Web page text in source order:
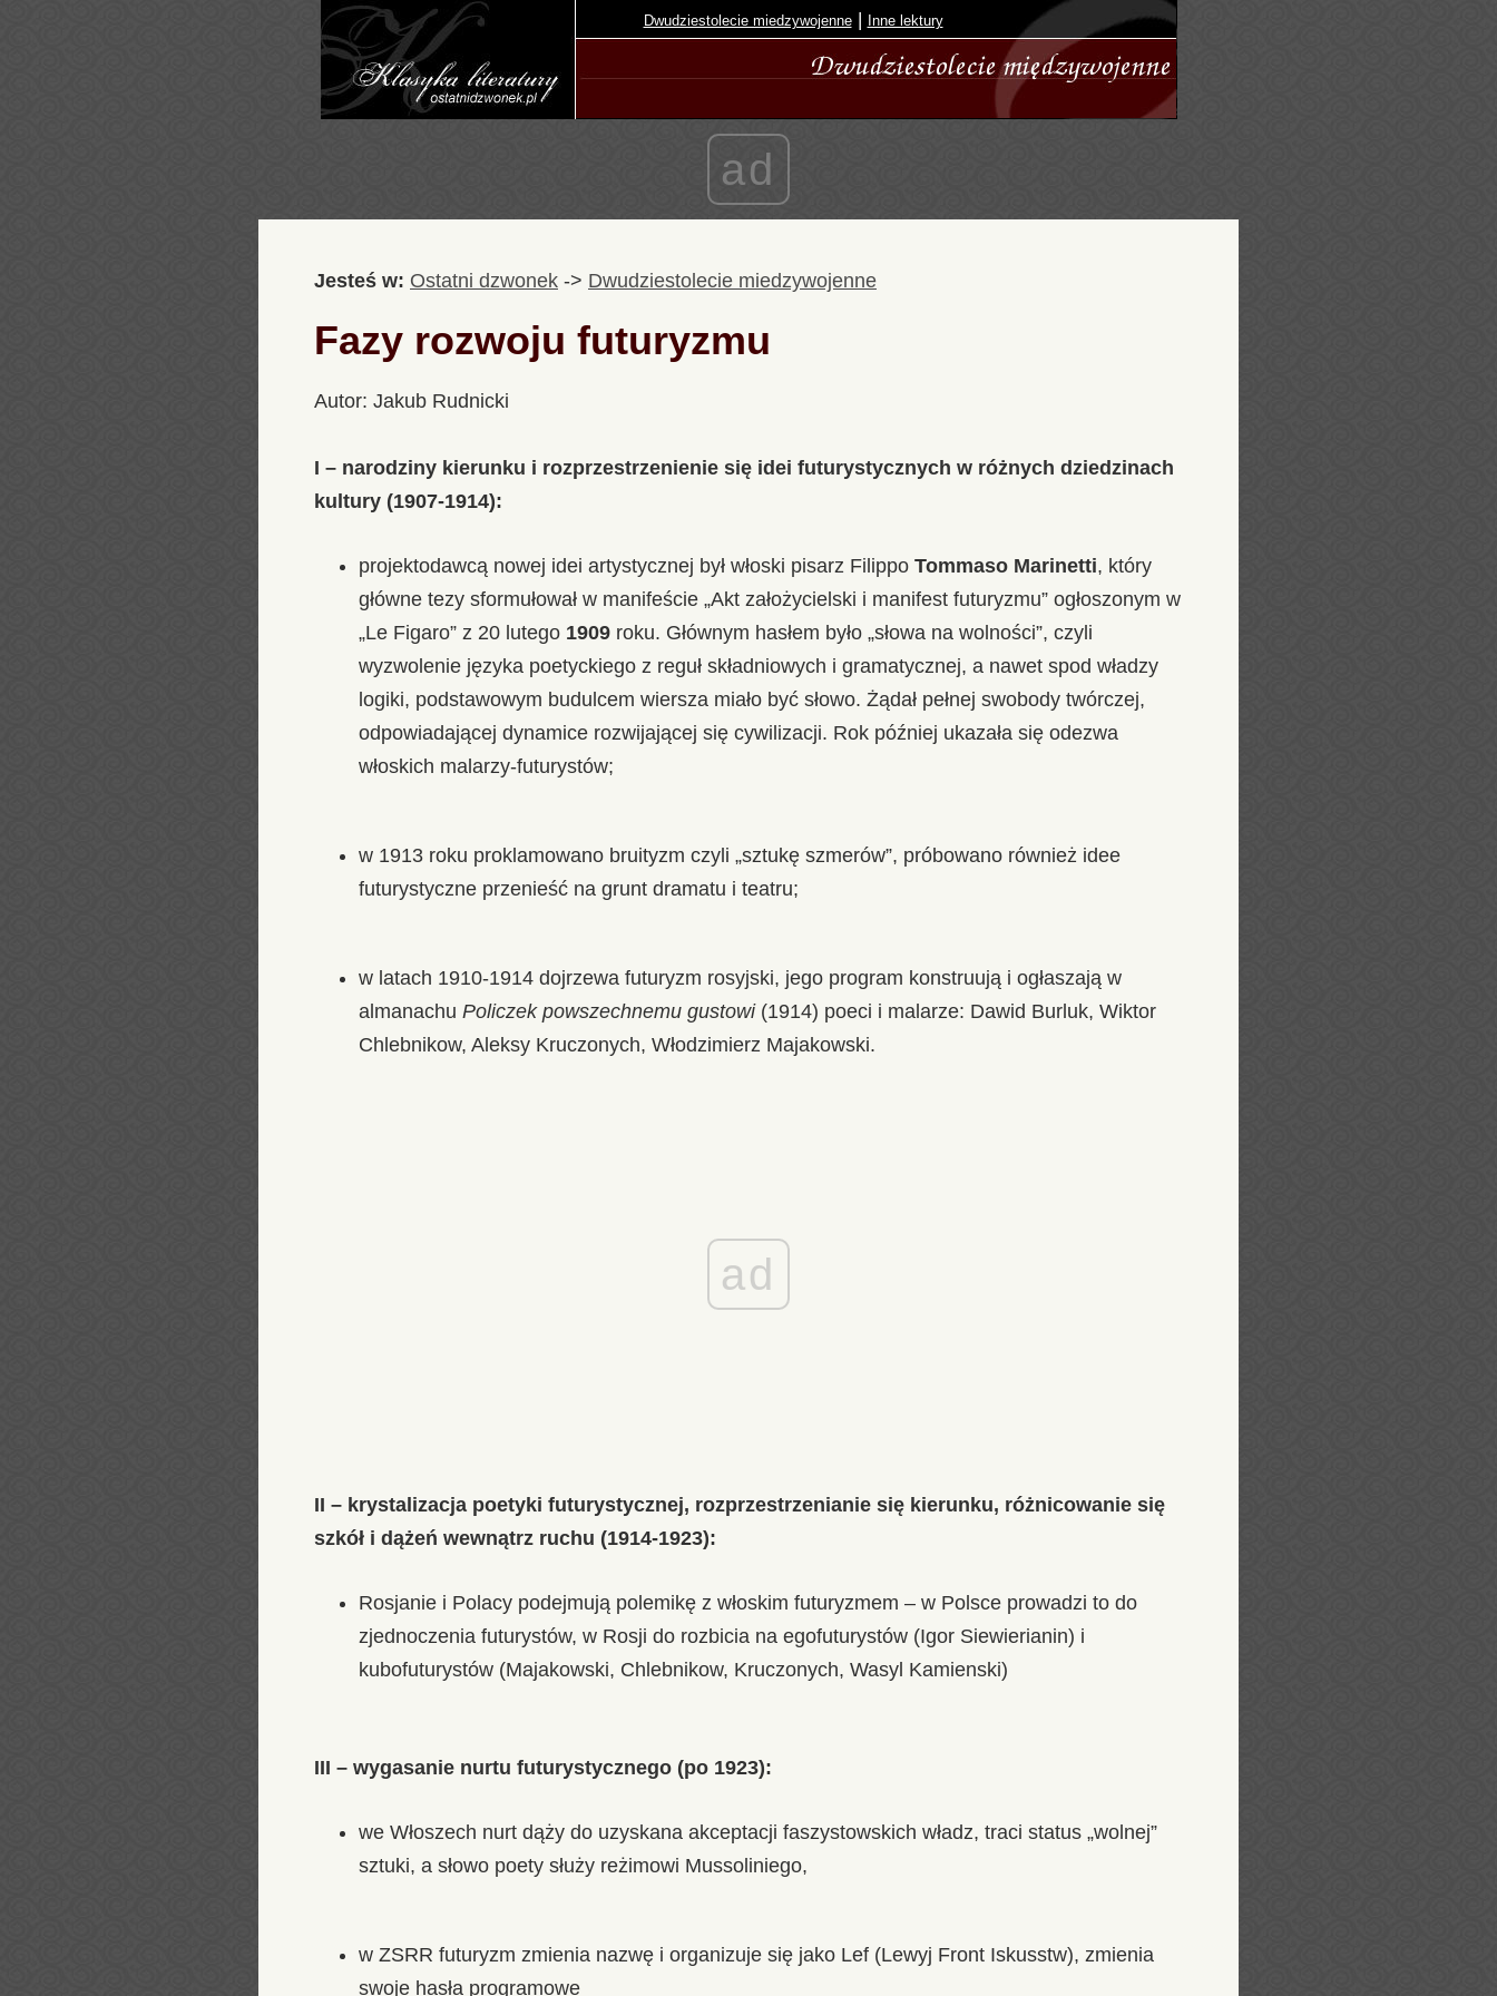
Dwudziestolecie miedzywojenne | Inne lektury
ad
Jesteś w: Ostatni dzwonek -> Dwudziestolecie miedzywojenne
Fazy rozwoju futuryzmu
Autor: Jakub Rudnicki
I – narodziny kierunku i rozprzestrzenienie się idei futurystycznych w różnych dziedzinach
kultury (1907-1914):
projektodawcą nowej idei artystycznej był włoski pisarz Filippo Tommaso Marinetti, który
główne tezy sformułował w manifeście „Akt założycielski i manifest futuryzmu” ogłoszonym w
„Le Figaro” z 20 lutego 1909 roku. Głównym hasłem było „słowa na wolności”, czyli
wyzwolenie języka poetyckiego z reguł składniowych i gramatycznej, a nawet spod władzy
logiki, podstawowym budulcem wiersza miało być słowo. Żądał pełnej swobody twórczej,
odpowiadającej dynamice rozwijającej się cywilizacji. Rok później ukazała się odezwa
włoskich malarzy-futurystów;
w 1913 roku proklamowano bruityzm czyli „sztukę szmerów”, próbowano również idee
futurystyczne przenieść na grunt dramatu i teatru;
w latach 1910-1914 dojrzewa futuryzm rosyjski, jego program konstruują i ogłaszają w
almanachu Policzek powszechnemu gustowi(1914) poeci i malarze: Dawid Burluk, Wiktor
Chlebnikow, Aleksy Kruczonych, Włodzimierz Majakowski.
ad
II – krystalizacja poetyki futurystycznej, rozprzestrzenianie się kierunku, różnicowanie się
szkół i dążeń wewnątrz ruchu (1914-1923):
Rosjanie i Polacy podejmują polemikę z włoskim futuryzmem – w Polsce prowadzi to do
zjednoczenia futurystów, w Rosji do rozbicia na egofuturystów (Igor Siewierianin) i
kubofuturystów (Majakowski, Chlebnikow, Kruczonych, Wasyl Kamienski)
III – wygasanie nurtu futurystycznego (po 1923):
we Włoszech nurt dąży do uzyskana akceptacji faszystowskich władz, traci status „wolnej”
sztuki, a słowo poety służy reżimowi Mussoliniego,
w ZSRR futuryzm zmienia nazwę i organizuje się jako Lef (Lewyj Front Iskusstw), zmienia
swoje hasła programowe